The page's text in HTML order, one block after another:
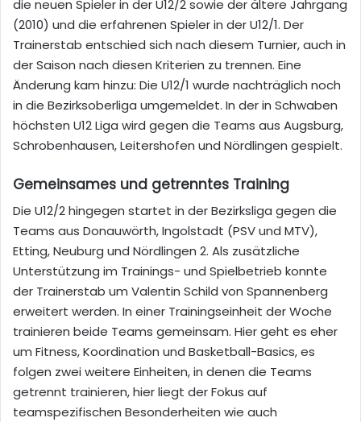
die neuen Spieler in der U12/2 sowie der ältere Jahrgang
(2010) und die erfahrenen Spieler in der U12/1. Der
Trainerstab entschied sich nach diesem Turnier, auch in
der Saison nach diesen Kriterien zu trennen. Eine
Änderung kam hinzu: Die U12/1 wurde nachträglich noch
in die Bezirksoberliga umgemeldet. In der in Schwaben
höchsten U12 Liga wird gegen die Teams aus Augsburg,
Schrobenhausen, Leitershofen und Nördlingen gespielt.
Gemeinsames und getrenntes Training
Die U12/2 hingegen startet in der Bezirksliga gegen die
Teams aus Donauwörth, Ingolstadt (PSV und MTV),
Etting, Neuburg und Nördlingen 2. Als zusätzliche
Unterstützung im Trainings- und Spielbetrieb konnte
der Trainerstab um Valentin Schild von Spannenberg
erweitert werden. In einer Trainingseinheit der Woche
trainieren beide Teams gemeinsam. Hier geht es eher
um Fitness, Koordination und Basketball-Basics, es
folgen zwei weitere Einheiten, in denen die Teams
getrennt trainieren, hier liegt der Fokus auf
teamspezifischen Besonderheiten wie auch